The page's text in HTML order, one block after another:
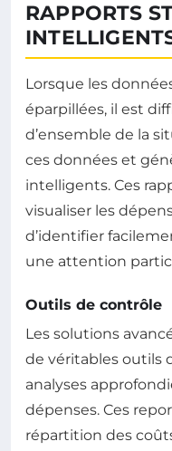
RAPPORTS
Lorsque les
éparpillées, il est
d’ensemble de la
ces données et
intelligents. Ces
visualiser les
d’identifier
une attention
Outils de contrôle
Les solutions
de véritables outils
analyses
dépenses. Ces
répartition des